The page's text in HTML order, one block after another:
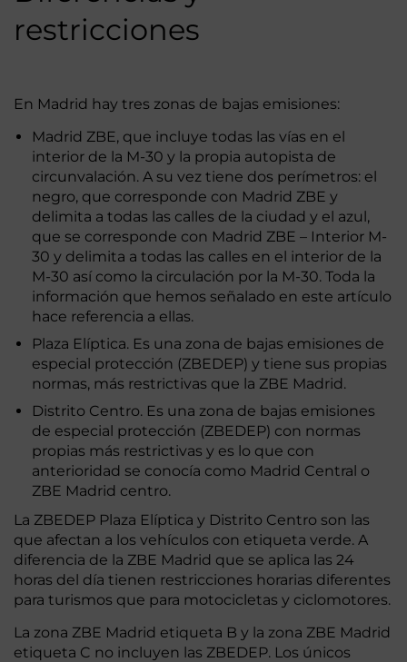
restricciones
En Madrid hay tres zonas de bajas emisiones:
Madrid ZBE, que incluye todas las vías en el
interior de la M-30 y la propia autopista de
circunvalación. A su vez tiene dos perímetros: el
negro, que corresponde con Madrid ZBE y
delimita a todas las calles de la ciudad y el azul,
que se corresponde con Madrid ZBE – Interior M-
30 y delimita a todas las calles en el interior de la
M-30 así como la circulación por la M-30. Toda la
información que hemos señalado en este artículo
hace referencia a ellas.
Plaza Elíptica. Es una zona de bajas emisiones de
especial protección (ZBEDEP) y tiene sus propias
normas, más restrictivas que la ZBE Madrid.
Distrito Centro. Es una zona de bajas emisiones
de especial protección (ZBEDEP) con normas
propias más restrictivas y es lo que con
anterioridad se conocía como Madrid Central o
ZBE Madrid centro.
La ZBEDEP Plaza Elíptica y Distrito Centro son las
que afectan a los vehículos con etiqueta verde. A
diferencia de la ZBE Madrid que se aplica las 24
horas del día tienen restricciones horarias diferentes
para turismos que para motocicletas y ciclomotores.
La zona ZBE Madrid etiqueta B y la zona ZBE Madrid
etiqueta C no incluyen las ZBEDEP. Los únicos